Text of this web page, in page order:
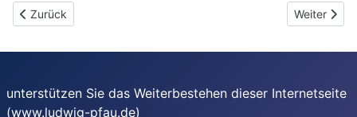
Vorheriger Beitrag: Glücklicher Ausgang
Zurück Nächster
Weiter
unterstützen Sie das Weiterbestehen dieser Internetseite
(www.ludwig-pfau.de)